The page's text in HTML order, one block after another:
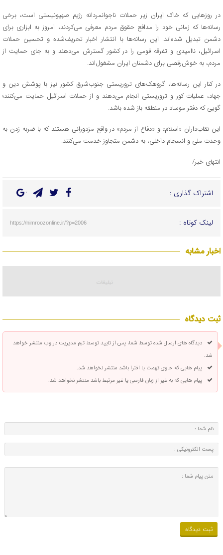
در روزهایی که خاک ایران زیر حملات ناجوانمردانه رژیم صهیونیستی است، برخی
رسانه‌ها که زمانی خود را مدافع حقوق مردم معرفی می‌کردند، امروز به ابزاری برای
دشمن تبدیل شده‌اند. این رسانه‌ها با انتشار اخبار تحریف‌شده و تحسین حملات
اسرائیل، ناامیدی و تفرقه قومی را در کشور گسترش می‌دهند و به جای حمایت از
مردم، به خوش‌رقصی برای دشمنان ایران مشغول‌اند.
در کنار این رسانه‌ها، گروهک‌های تروریستی جنوب‌شرق کشور نیز با پوشش دین و
جهاد، عملیات کور و تروریستی انجام می‌دهند و از حملات اسرائیل حمایت می‌کنند؛
گویی که دفتر موساد در منطقه باز شده باشد.
این نقاب‌داران «اسلام» و «دفاع از مردم» در واقع مزدورانی هستند که با ضربه زدن به
وحدت ملی و انسجام داخلی، به دشمن متجاوز خدمت می‌کنند.
انتهای خبر/
اشتراک گذاری :
لینک کوتاه : https://nimroozonline.ir/?p=2006
اخبار مشابه
ثبت دیدگاه
دیدگاه های ارسال شده توسط شما، پس از تایید توسط تیم مدیریت در وب منتشر خواهد
شد.
پیام هایی که حاوی تهمت یا افترا باشد منتشر نخواهد شد.
پیام هایی که به غیر از زبان فارسی یا غیر مرتبط باشد منتشر نخواهد شد.